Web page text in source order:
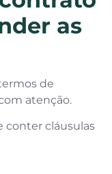
as
de
atenção.
conter cláusulas